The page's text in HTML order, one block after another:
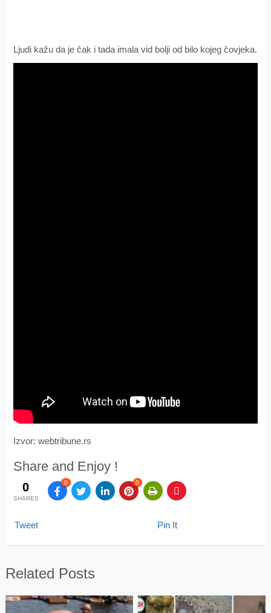
Ljudi kažu da je čak i tada imala vid bolji od bilo kojeg čovjeka.
Izvor: webtribune.rs
Share and Enjoy !
0
SHARES
0 0
Tweet Pin It
Related Posts